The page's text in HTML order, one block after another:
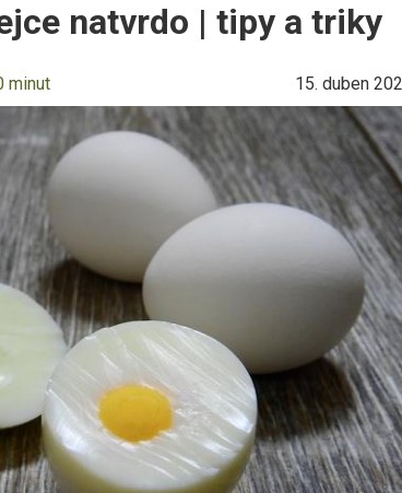
natvrdo | tipy a triky
minut 15. duben